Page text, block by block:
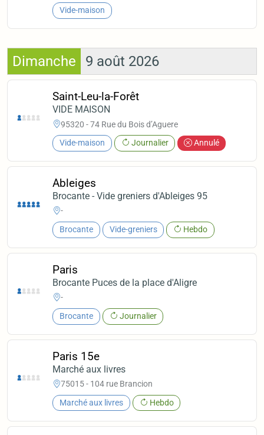
Vide-maison
Dimanche 9 août 2026
Saint-Leu-la-Forêt
VIDE MAISON
95320 - 74 Rue du Bois d’Aguere
Vide-maison Journalier Annulé
Ableiges
Brocante - Vide greniers d'Ableiges 95
-
Brocante Vide-greniers Hebdo
Paris
Brocante Puces de la place d'Aligre
-
Brocante Journalier
Paris 15e
Marché aux livres
75015 - 104 rue Brancion
Marché aux livres Hebdo